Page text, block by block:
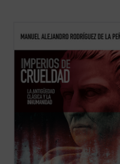
Este ensayo constituye un recorrido
exhaustivo, apasionante y desgarrador por
clásica para exponer la crueldad
estructural de esa época, y así establecer
vínculos entre esta y las políticas de ...
(ver
ficha)